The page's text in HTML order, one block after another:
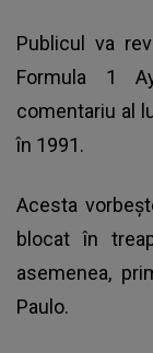
Publicul va
Formula 1
comentariu al
în 1991.
Acesta
blocat în
asemenea,
Paulo.